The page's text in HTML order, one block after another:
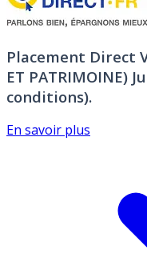
Placement Direct
ET PATRIMOINE)
conditions).
En savoir plus